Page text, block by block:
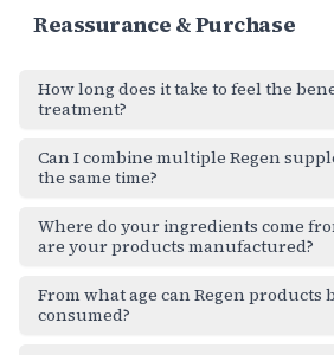
Reassurance & Purchase
How long does it take to feel the
treatment?
Can I combine multiple Regen
the same time?
Where do your ingredients come
are your products manufactured?
From what age can Regen products
consumed?